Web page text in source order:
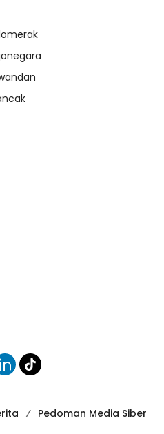
Pedoman Media Siber